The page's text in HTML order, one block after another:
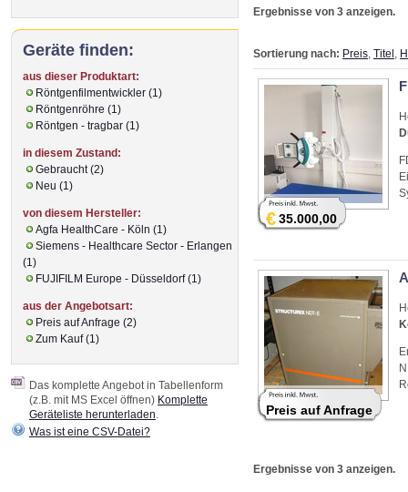
Ergebnisse von 3 anzeigen.
Sortierung nach: Preis Titel
€35.000,00
Preis auf Anfrage
Ergebnisse von 3 anzeigen.
Geräte finden:
aus dieser Produktart:
Röntgenfilmentwickler (1)
Röntgenröhre (1)
Röntgen - tragbar (1)
in diesem Zustand:
Gebraucht (2)
Neu (1)
von diesem Hersteller:
Agfa HealthCare - Köln (1)
Siemens - Healthcare Sector - Erlangen
(1)
FUJIFILM Europe - Düsseldorf (1)
aus der Angebotsart:
Preis auf Anfrage (2)
Zum Kauf (1)
Das komplette Angebot in Tabellenform
(z.B. mit MS Excel öffnen) Komplette
Geräteliste herunterladen
Was ist eine CSV-Datei?